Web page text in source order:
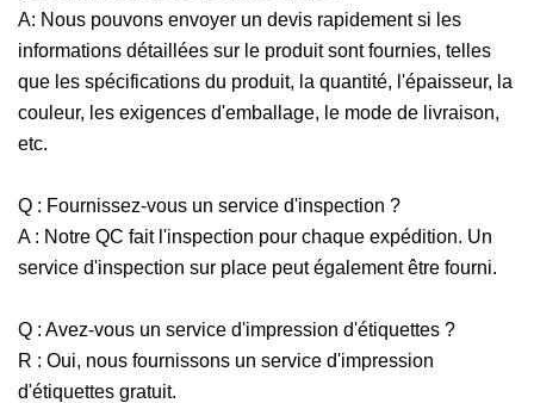
A: Nous pouvons envoyer un devis rapidement si les
informations détaillées sur le produit sont fournies, telles
que les spécifications du produit, la quantité, l'épaisseur, la
couleur, les exigences d'emballage, le mode de livraison,
etc.
Q : Fournissez-vous un service d'inspection ?
A : Notre QC fait l'inspection pour chaque expédition. Un
service d'inspection sur place peut également être fourni.
Q : Avez-vous un service d'impression d'étiquettes ?
R : Oui, nous fournissons un service d'impression
d'étiquettes gratuit.